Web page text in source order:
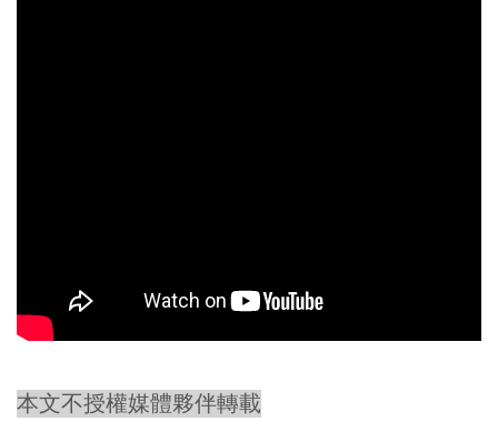
本文不授權媒體夥伴轉載